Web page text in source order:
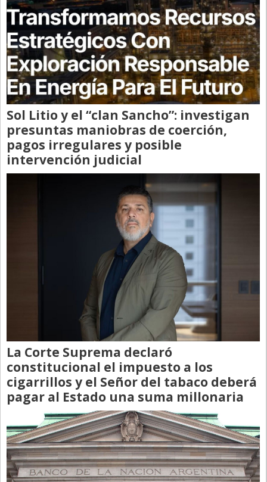
Sol Litio y el “clan Sancho”: investigan
presuntas maniobras de coerción,
pagos irregulares y posible
intervención judicial
La Corte Suprema declaró
constitucional el impuesto a los
cigarrillos y el Señor del tabaco deberá
pagar al Estado una suma millonaria